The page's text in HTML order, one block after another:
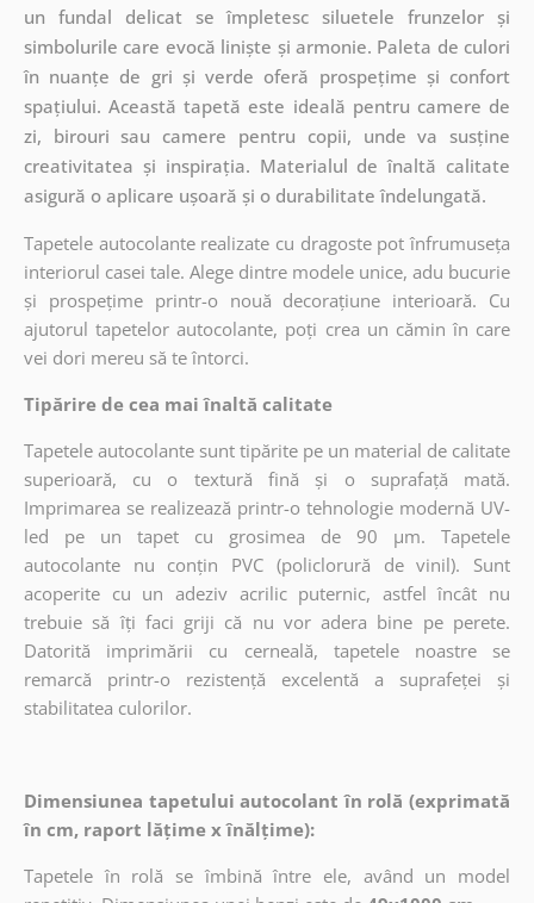
un fundal delicat se împletesc siluetele frunzelor și
simbolurile care evocă liniște și armonie. Paleta de culori
în nuanțe de gri și verde oferă prospețime și confort
spațiului. Această tapetă este ideală pentru camere de
zi, birouri sau camere pentru copii, unde va susține
creativitatea și inspirația. Materialul de înaltă calitate
asigură o aplicare ușoară și o durabilitate îndelungată.
Tapetele autocolante realizate cu dragoste pot înfrumuseța
interiorul casei tale. Alege dintre modele unice, adu bucurie
și prospețime printr-o nouă decorațiune interioară. Cu
ajutorul tapetelor autocolante, poți crea un cămin în care
vei dori mereu să te întorci.
Tipărire de cea mai înaltă calitate
Tapetele autocolante sunt tipărite pe un material de calitate
superioară, cu o textură fină și o suprafață mată.
Imprimarea se realizează printr-o tehnologie modernă UV-
led pe un tapet cu grosimea de 90 µm. Tapetele
autocolante nu conțin PVC (policlorură de vinil). Sunt
acoperite cu un adeziv acrilic puternic, astfel încât nu
trebuie să îți faci griji că nu vor adera bine pe perete.
Datorită imprimării cu cerneală, tapetele noastre se
remarcă printr-o rezistență excelentă a suprafeței și
stabilitatea culorilor.
Dimensiunea tapetului autocolant în rolă (exprimată
în cm, raport lățime x înălțime):
Tapetele în rolă se îmbină între ele, având un model